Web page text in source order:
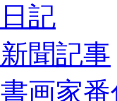
記
聞記事
画家